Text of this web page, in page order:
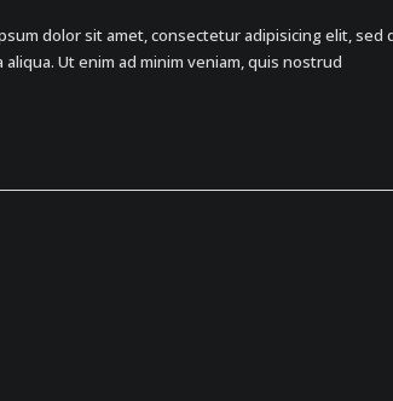
dolor sit amet, consectetur adipisicing elit, sed
Ut enim ad minim veniam, quis nostrud